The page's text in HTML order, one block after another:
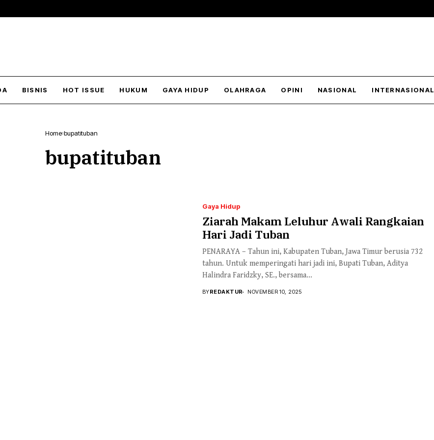
BISNIS HOT ISSUE HUKUM GAYA HIDUP OLAHRAGA OPINI NASIONAL INTERNASIONAL
Home bupatituban
bupatituban
Gaya Hidup
Ziarah Makam Leluhur Awali Rangkaian
Hari Jadi Tuban
PENARAYA – Tahun ini, Kabupaten Tuban, Jawa Timur berusia 732
tahun. Untuk memperingati hari jadi ini, Bupati Tuban, Aditya
Halindra Faridzky, SE., bersama...
BYREDAKTUR NOVEMBER 10, 2025